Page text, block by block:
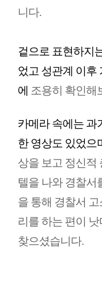
니다.
겉으로 표현하지
었고 성관계 이후
에 조용히 확인해
카메라 속에는 과
한 영상도 있었으
상을 보고 정신적
텔을 나와 경찰서
을 통해 경찰서
리를 하는 편이
찾으셨습니다.